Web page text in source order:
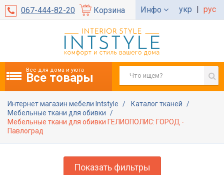
067-444-82-20 Корзина Инфо укр | рус
Все для дома и уюта
Все товары
Интернет магазин мебели Intstyle
Каталог тканей
Мебельные ткани для обивки
Мебельные ткани для обивки ГЕЛИОПОЛИС: ГОРОД -
Павлоград
Показать фильтры